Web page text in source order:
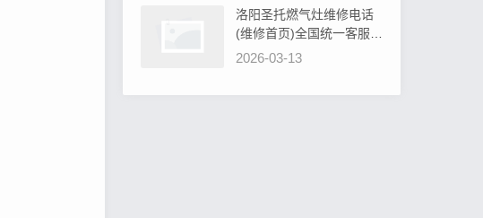
洛阳圣托燃气灶维修电话
(维修首页)全国统一客服电
话教你圣托燃气灶旋钮无
2026-03-13